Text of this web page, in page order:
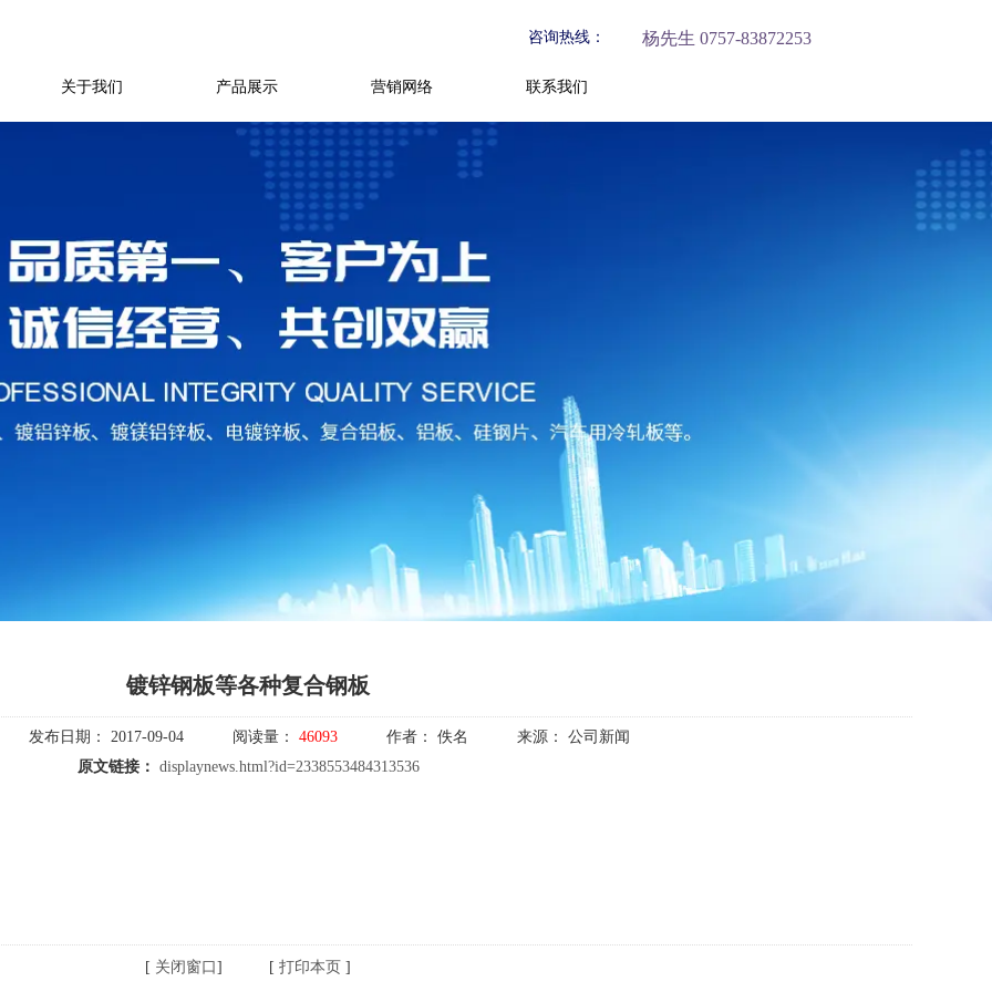
杨先生 0757-83872253
咨询热线：
关于我们 产品展示 营销网络 联系我们
镀锌钢板等各种复合钢板
发布日期： 2017-09-04 阅读量： 46093 作者： 佚名 来源：
公司新闻
原文链接： displaynews.html?id=2338553484313536
[ 关闭窗口 ] [ 打印本页 ]